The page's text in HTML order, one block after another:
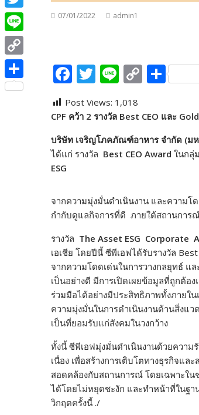
07/01/2022 admin1
F
e
b
o
T
itt
er
Li
e
C
p
Li
S
ar
e
Post Views: 1,018
CPF คว้า 2 รางวัล Best CEO และ
บริษัท เจริญโภคภัณฑ์อาหาร จำกัด (ม
ได้แก่ รางวัล Best CEO Award ในกลุ่
ESG
จากความมุ่งมั่นดำเนินงาน และความ
กำกับดูแลกิจการที่ดี ภายใต้สถานการ
รางวัล The Asset ESG Corporate
เอเชีย โดยปีนี้ ซีพีเอฟได้รับรางวัล
จากความโดดเด่นในการวางกลยุทธ์ แ
เป็นอย่างดี มีการเปิดเผยข้อมูลที่ถูกต้อ
ร่วมมือได้อย่างมีประสิทธิภาพทั้งภายใ
ความมุ่งมั่นในการดำเนินงานด้านสิ่งแว
เป็นที่ยอมรับแก่สังคมในวงกว้าง
ทั้งนี้ ซีพีเอฟมุ่งมั่นดำเนินงานด้วยควา
เนื่อง เพื่อสร้างการเติบโตทางธุรกิจแ
สอดคล้องกับสถานการณ์ โดยเฉพาะใน
ได้โดยไม่หยุดชะงัก และทำหน้าที่ในฐา
วิกฤตครั้งนี้ ./
a
c
e
b
o
T
w
i
t
t
L
i
n
C
o
S